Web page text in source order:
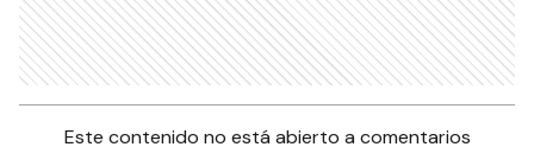
Este contenido no está abierto a comentarios